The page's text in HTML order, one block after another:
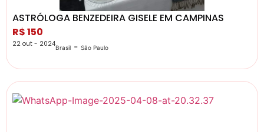
ASTRÓLOGA BENZEDEIRA GISELE EM CAMPINAS
R$ 150
22 out - 2024Brasil - São Paulo